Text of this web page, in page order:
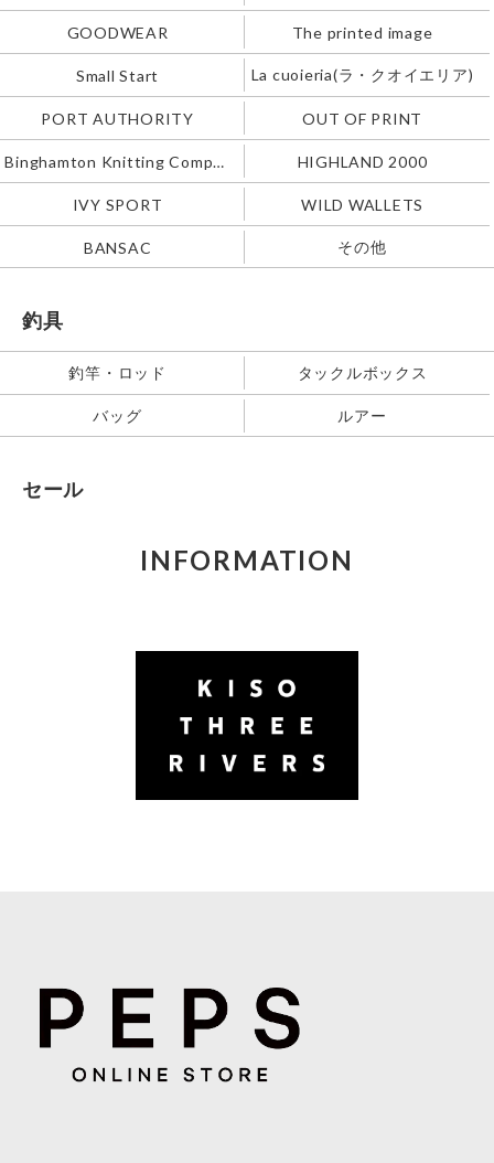
GOODWEAR The printed image
Small Start La cuoieria(ラ・クオイエリア)
PORT AUTHORITY OUT OF PRINT
Binghamton Knitting Company HIGHLAND 2000
IVY SPORT WILD WALLETS
BANSAC その他
釣具
釣竿・ロッド タックルボックス
バッグ ルアー
セール
INFORMATION